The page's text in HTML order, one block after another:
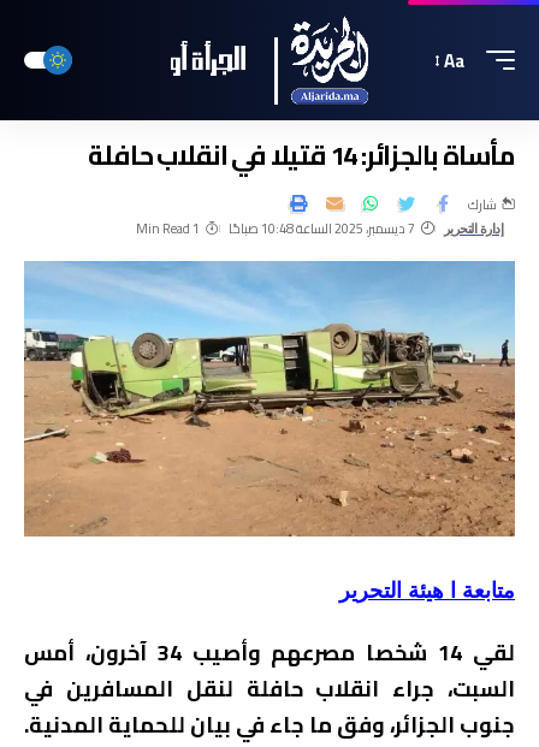
Aa
مأساة بالجزائر: 14 قتيلا في انقلاب حافلة
إدارة التحرير 7 ديسمبر، 2025 الساعة 10:48 صباحًا 1 Min Read
شارك
متابعة ا هيئة التحرير
لقي 14 شخصا مصرعهم وأصيب 34 آخرون، أمس
السبت، جراء انقلاب حافلة لنقل المسافرين في
جنوب الجزائر، وفق ما جاء في بيان للحماية المدنية.